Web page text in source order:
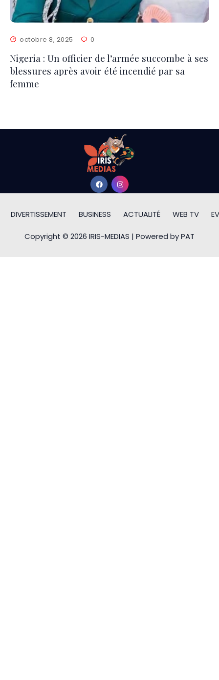
octobre 8, 2025 0
Nigeria : Un officier de l’armée succombe à ses
blessures après avoir été incendié par sa
femme
DIVERTISSEMENT BUSINESS ACTUALITÉ WEB TV
Copyright © 2026 IRIS-MEDIAS | Powered by PAT